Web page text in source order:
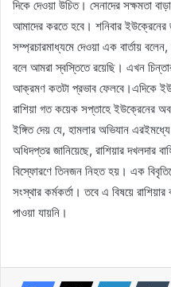
দিকে দেওয়া উচিত। সেনাদের সক্ষমতা
আমাদের করতে হবে। শনিবার ইউক্রেনের
সম্প্রচারমাধ্যমে দেওয়া এক বার্তায়
বলে আমরা স্বস্তিতে রয়েছি। এখন
আক্রমণ কতটা প্রভাব ফেলবে।এদিকে
রাশিয়া গত কয়েক সপ্তাহে ইউক্রেনের
ইঙ্গিত দেয় যে, হামলার অভিযান
অধিদপ্তর জানিয়েছে, রাশিয়ার দখলদার
বিস্ফোরণে তিনজন নিহত হয়। এক
সংস্থার কর্মকর্তা। তবে এ বিষয়ে
পাওয়া যায়নি।